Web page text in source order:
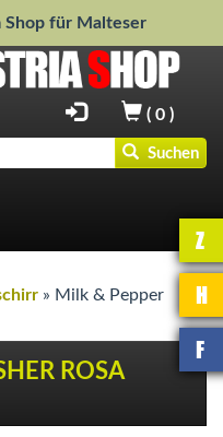
Shop für Malteser
Z
H
F
( 0 )
Suchen
» Milk & Pepper
ROSA